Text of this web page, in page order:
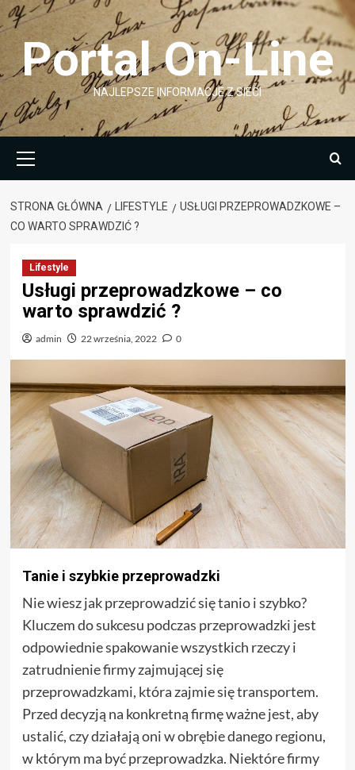
Przejdź
do
treściPortal On-Line
NAJLEPSZE INFORMACJE Z SIECI
główne
STRONA GŁÓWNA LIFESTYLE
USŁUGI PRZEPROWADZKOWE –
CO WARTO SPRAWDZIĆ ?
Lifestyle
Usługi przeprowadzkowe – co
warto sprawdzić ?
admin 22 września, 2022 0
Tanie i szybkie przeprowadzki
Nie wiesz jak przeprowadzić się tanio i szybko?
Kluczem do sukcesu podczas przeprowadzki jest
odpowiednie spakowanie wszystkich rzeczy i
zatrudnienie firmy zajmującej się
przeprowadzkami, która zajmie się transportem.
Przed decyzją na konkretną firmę ważne jest, aby
ustalić, czy działają oni w obrębie danego regionu,
w którym ma być przeprowadzka. Niektóre firmy